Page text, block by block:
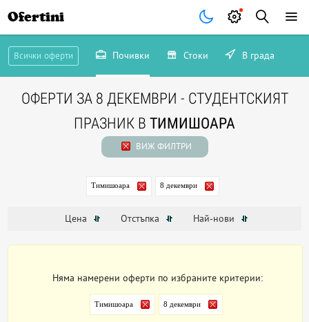
Ofertini
Всички оферти Почивки Стоки В града
ОФЕРТИ ЗА 8 ДЕКЕМВРИ - СТУДЕНТСКИЯТ
ПРАЗНИК В ТИМИШОАРА
ВИЖ ФИЛТРИ
Тимишоара 8 декември
Цена Отстъпка Най-нови
Няма намерени оферти по избраните критерии:
Тимишоара 8 декември